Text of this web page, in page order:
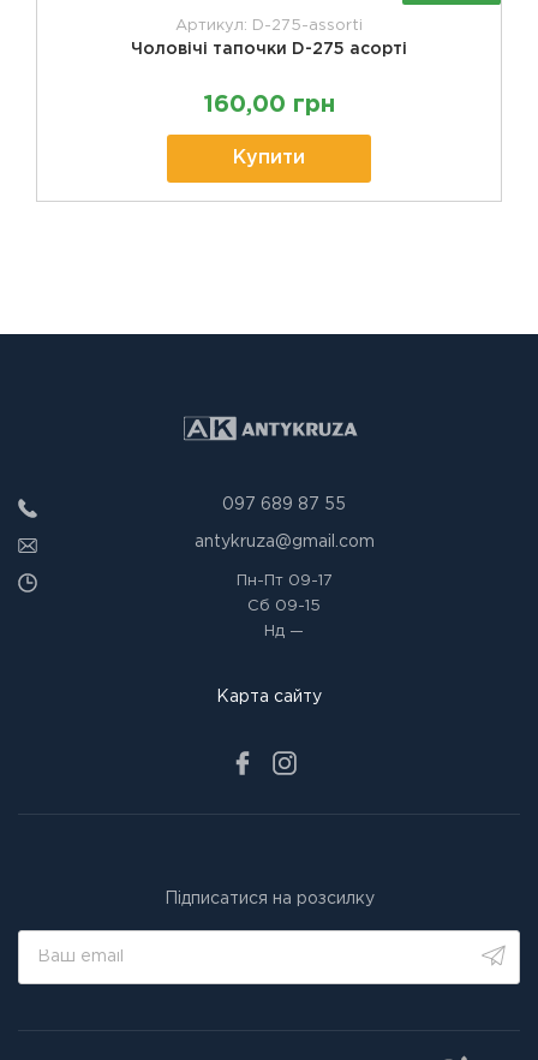
Артикул: D-275-assorti
Чоловічі тапочки D-275 асорті
160,00 грн
Купити
097 689 87 55
antykruza@gmail.com
Пн-Пт09-17
Сб 09-15
Нд —
Карта сайту
Підписатися на розсилку